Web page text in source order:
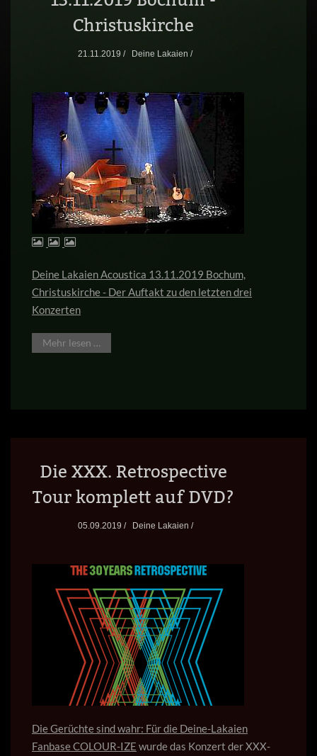
Christuskirche
21.11.2019 / Deine Lakaien /
Deine Lakaien Acoustica 13.11.2019 Bochum,
Christuskirche - Der Auftakt zu den letzten drei
Konzerten
Mehr lesen …
Die XXX. Retrospective
Tour komplett auf DVD?
05.09.2019 / Deine Lakaien /
Die Gerüchte sind wahr: Für die Deine-Lakaien
FanbaseCOLOUR-IZE wurde das Konzert der XXX-